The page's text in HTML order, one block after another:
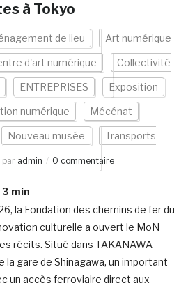
à Tokyo
de lieu Art numérique
d'art numérique Collectivité
ENTREPRISES Exposition
numérique Mécénat
Nouveau musée Transports
par admin 0 commentaire
3 min
la Fondation des chemins de fer du
culturelle a ouvert le MoN
récits. Situé dans TAKANAWA
la gare de Shinagawa, un important
un accès ferroviaire direct aux